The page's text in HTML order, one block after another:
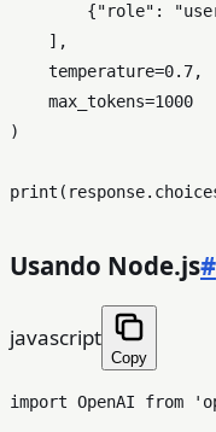
        {
"role" :
    ],
    temperature=
0.7,
    max_tokens=
1000
)
print
Usando Node.js#
javascript
Copy
import OpenAI from